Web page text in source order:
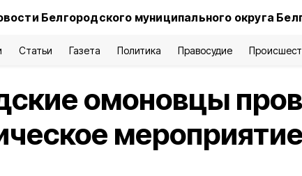
Белгородского муниципального округа
Статьи Газета Политика Правосудие
омоновцы
мероприятие